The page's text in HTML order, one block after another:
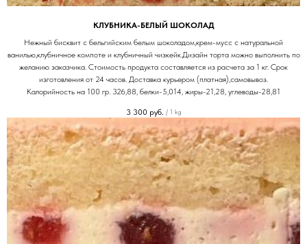
КЛУБНИКА-БЕЛЫЙ ШОКОЛАД
Нежный бисквит с бельгийским белым шоколадом,крем-мусс с натуральной
ванилью,клубничное компоте и клубничный чизкейк.Дизайн торта можно выполнить по
желанию заказчика. Стоимость продукта составляется из расчета за 1 кг. Срок
изготовления от 24 часов. Доставка курьером (платная),самовывоз.
Калорийность на 100 гр. 326,88, белки-5,014, жиры-21,28, углеводы-28,81
3 300 руб. / 1 kg